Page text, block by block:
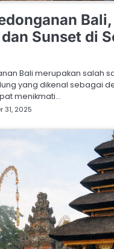
Sunset di
Bali merupakan salah
yang dikenal sebagai
menikmati…
31, 2025